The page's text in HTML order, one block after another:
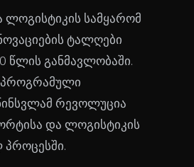
ლოგისტიკის სამყარომ
ტალღები
წლის განმავლობაში.
რევოლუცია
და ლოგისტიკის